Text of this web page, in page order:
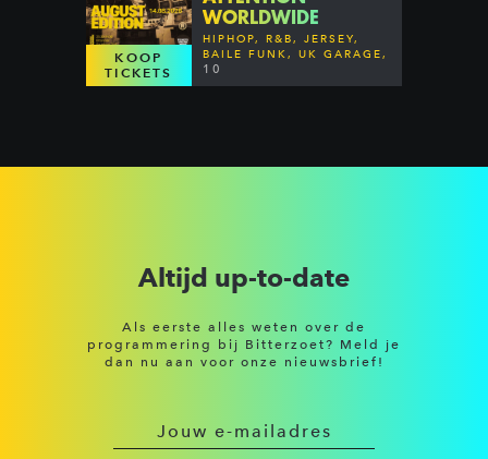
KOOP
TICKETS
WORLDWIDE
HIPHOP, R&B, JERSEY,
BAILE FUNK, UK GARAGE,
DANCEHALL & MORE
10
Altijd up-to-date
Als eerste alles weten over de
programmering bij Bitterzoet? Meld je
dan nu aan voor onze nieuwsbrief!